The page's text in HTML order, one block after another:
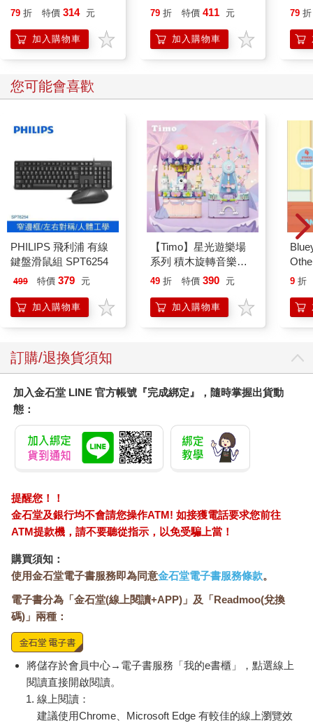
79 折 特價 314 元
加入購物車
喵》作者最新力作，附
79 折 特價 411 元
加入購物車
貓
79 折
您可能會喜歡
PHILIPS 飛利浦 有線
鍵盤滑鼠組 SPT6254
499 特價 379 元
加入購物車
【Timo】星光遊樂場
系列 積木旋轉音樂盒
禮物
49 折 特價 390 元
加入購物車
9 折
訂購/退換貨須知
加入金石堂 LINE 官方帳號『完成綁定』，隨時掌握出貨動
態：
提醒您！！
金石堂及銀行均不會請您操作ATM! 如接獲電話要求您前往
ATM提款機，請不要聽從指示，以免受騙上當！
購買須知：
使用金石堂電子書服務即為同意金石堂電子書服務條款。
電子書分為「金石堂(線上閱讀+APP)」及「Readmoo(兌換
碼)」兩種：
將儲存於會員中心→電子書服務「我的e書櫃」，點選線上
閱讀直接開啟閱讀。
線上閱讀：
建議使用Chrome、Microsoft Edge 有較佳的線上瀏覽效